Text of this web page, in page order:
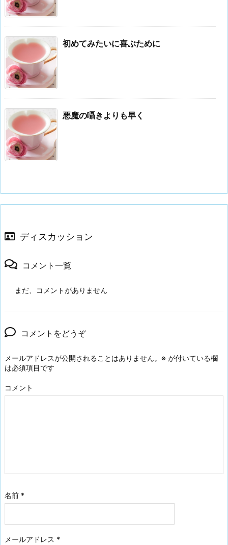
初めてみたいに喜ぶために
悪魔の囁きよりも早く
ディスカッション
コメント一覧
まだ、コメントがありません
コメントをどうぞ
メールアドレスが公開されることはありません。 ※ が付いている欄
は必須項目です
コメント
名前 *
メールアドレス *